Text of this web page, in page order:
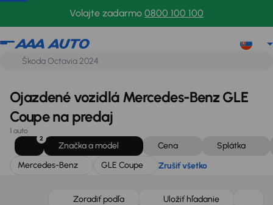
Volajte zadarmo 0800 100 100
Mercedes-Benz
Ojazdené vozidlá Mercedes-Benz GLE
Coupe na predaj
1 auto
2
Značka a model Cena
Splátka
Mercedes-Benz
GLE Coupe Zrušiť všetko
Zoradiť podľa Uložiť hľadanie
Zlacnené o 500 €